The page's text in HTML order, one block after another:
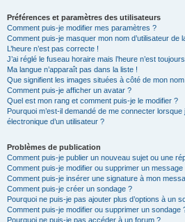
Préférences et paramètres des utilisateurs
Comment puis-je modifier mes paramètres ?
Comment puis-je masquer mon nom d’utilisateur de
L’heure n’est pas correcte !
J’ai réglé le fuseau horaire mais l’heure n’est
Ma langue n’apparaît pas dans la liste !
Que signifient les images situées à côté de mon nom
Comment puis-je afficher un avatar ?
Quel est mon rang et comment puis-je le modifier ?
Pourquoi m’est-il demandé de me connecter
électronique d’un utilisateur ?
Problèmes de publication
Comment puis-je publier un nouveau sujet ou une
Comment puis-je modifier ou supprimer un message
Comment puis-je insérer une signature à mon
Comment puis-je créer un sondage ?
Pourquoi ne puis-je pas ajouter plus d’options à un
Comment puis-je modifier ou supprimer un sondage
Pourquoi ne puis-je pas accéder à un forum ?